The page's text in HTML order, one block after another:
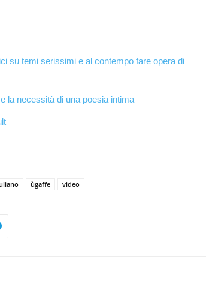
su temi serissimi e al contempo fare opera di
la necessità di una poesia intima
ùgaffe video